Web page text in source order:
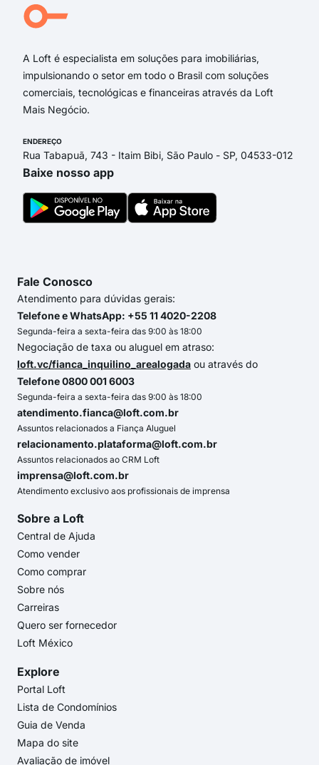
Rua Mestre Valentim
Rua Ney Cardoso
A Loft é especialista em soluções para imobiliárias,
impulsionando o setor em todo o Brasil com soluções
comerciais, tecnológicas e financeiras através da Loft
Mais Negócio.
ENDEREÇO
Rua Tabapuã, 743 - Itaim Bibi, São Paulo - SP, 04533-012
Baixe nosso app
Fale Conosco
Atendimento para dúvidas gerais:
Telefone e WhatsApp: +55 11 4020-2208
Segunda-feira a sexta-feira das 9:00 às 18:00
Negociação de taxa ou aluguel em atraso:
loft.vc/fianca_inquilino_arealogada ou através do
Telefone 0800 001 6003
Segunda-feira a sexta-feira das 9:00 às 18:00
atendimento.fianca@loft.com.br
Assuntos relacionados a Fiança Aluguel
relacionamento.plataforma@loft.com.br
Assuntos relacionados ao CRM Loft
imprensa@loft.com.br
Atendimento exclusivo aos profissionais de imprensa
Sobre a Loft
Central de Ajuda
Como vender
Como comprar
Sobre nós
Carreiras
Quero ser fornecedor
Loft México
Explore
Portal Loft
Lista de Condomínios
Guia de Venda
Mapa do site
Avaliação de imóvel